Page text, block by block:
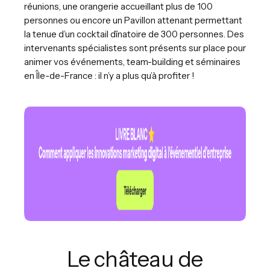
réunions, une orangerie accueillant plus de 100
personnes ou encore un Pavillon attenant permettant
la tenue d’un cocktail dînatoire de 300 personnes. Des
intervenants spécialistes sont présents sur place pour
animer vos événements, team-building et séminaires
en Île-de-France : il n’y a plus qu’à profiter !
Le château de